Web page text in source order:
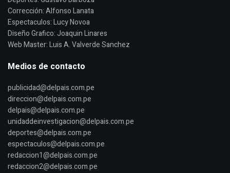
Corrección: Alfonso Lanata
Espectaculos: Lucy Novoa
Diseño Grafico: Joaquin Linares
Web Master: Luis A. Valverde Sanchez
Medios de contacto
publicidad@delpais.com.pe
direccion@delpais.com.pe
delpais@delpais.com.pe
unidaddeinvestigacion@delpais.com.pe
deportes@delpais.com.pe
espectaculos@delpais.com.pe
redaccion1@delpais.com.pe
redaccion2@delpais.com.pe